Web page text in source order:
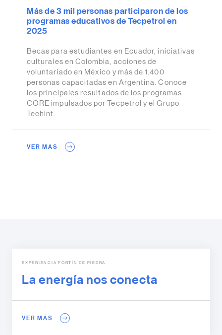
Más de 3 mil personas participaron de los
programas educativos de Tecpetrol en
2025
Becas para estudiantes en Ecuador, iniciativas
culturales en Colombia, acciones de
voluntariado en México y más de 1.400
personas capacitadas en Argentina. Conoce
los principales resultados de los programas
CORE impulsados por Tecpetrol y el Grupo
Techint.
VER MAS
EXPERIENCIA FORTÍN DE PIEDRA
La energía nos conecta
VER MÁS